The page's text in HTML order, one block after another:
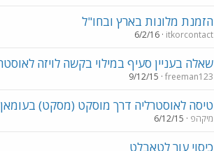
הזמנת מלונות בארץ ובחו"ל
itkorcontact
6/2/16
שאלה בעניין סעיף במילוי בקשה לויזה
freeman123
9/12/15
טיסה לאוסטרליה דרך מוסקט (מסקט)
מיקהפ 6/12/15
כיסוי עור לטאבלט